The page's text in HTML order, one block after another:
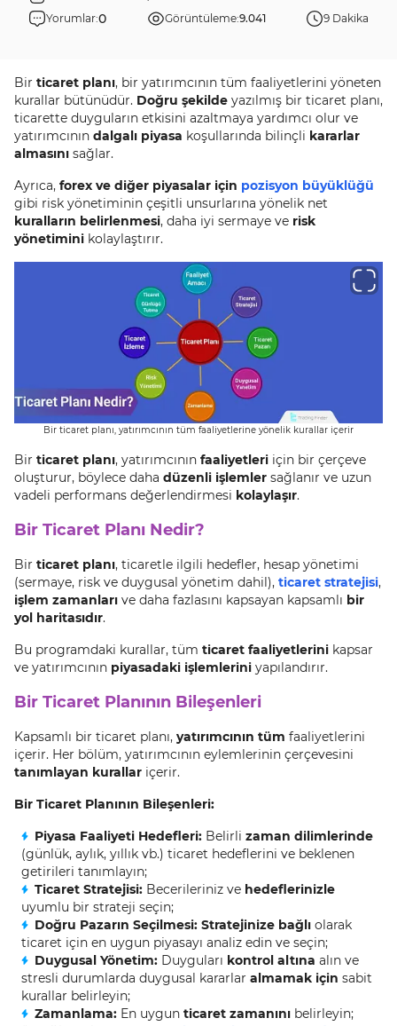
Yorumlar:0 Görüntüleme:9.041 9 Dakika
Bir ticaret planı, bir yatırımcının tüm faaliyetlerini yöneten
kurallar bütünüdür. Doğru şekilde yazılmış bir ticaret planı,
ticarette duyguların etkisini azaltmaya yardımcı olur ve
yatırımcının dalgalı piyasa koşullarında bilinçli kararlar
almasını sağlar.
Ayrıca, forex ve diğer piyasalar için pozisyon büyüklüğü
gibi risk yönetiminin çeşitli unsurlarına yönelik net
kuralların belirlenmesi, daha iyi sermaye ve risk
yönetimini kolaylaştırır.
Bir ticaret planı, yatırımcının tüm faaliyetlerine yönelik kurallar içerir
Bir ticaret planı, yatırımcının faaliyetleri için bir çerçeve
oluşturur, böylece daha düzenli işlemler sağlanır ve uzun
vadeli performans değerlendirmesi kolaylaşır.
Bir Ticaret Planı Nedir?
Bir ticaret planı, ticaretle ilgili hedefler, hesap yönetimi
(sermaye, risk ve duygusal yönetim dahil), ticaret stratejisi,
işlem zamanları ve daha fazlasını kapsayan kapsamlı bir
yol haritasıdır.
Bu programdaki kurallar, tüm ticaret faaliyetlerini kapsar
ve yatırımcının piyasadaki işlemlerini yapılandırır.
Bir Ticaret Planının Bileşenleri
Kapsamlı bir ticaret planı, yatırımcının tüm faaliyetlerini
içerir. Her bölüm, yatırımcının eylemlerinin çerçevesini
tanımlayan kurallar içerir.
Bir Ticaret Planının Bileşenleri:
Piyasa Faaliyeti Hedefleri: Belirli zaman dilimlerinde
(günlük, aylık, yıllık vb.) ticaret hedeflerini ve beklenen
getirileri tanımlayın;
Ticaret Stratejisi: Becerileriniz ve hedeflerinizle
uyumlu bir strateji seçin;
Doğru Pazarın Seçilmesi: Stratejinize bağlı olarak
ticaret için en uygun piyasayı analiz edin ve seçin;
Duygusal Yönetim: Duyguları kontrol altına alın ve
stresli durumlarda duygusal kararlar almamak için sabit
kurallar belirleyin;
Zamanlama: En uygun ticaret zamanını belirleyin;